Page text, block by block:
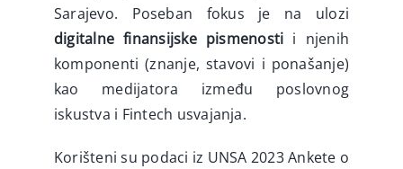
Sarajevo. Poseban fokus je na ulozi
digitalne finansijske pismenosti i njenih
komponenti (znanje, stavovi i ponašanje)
kao medijatora između poslovnog
iskustva i Fintech usvajanja.
Korišteni su podaci iz UNSA 2023 Ankete o